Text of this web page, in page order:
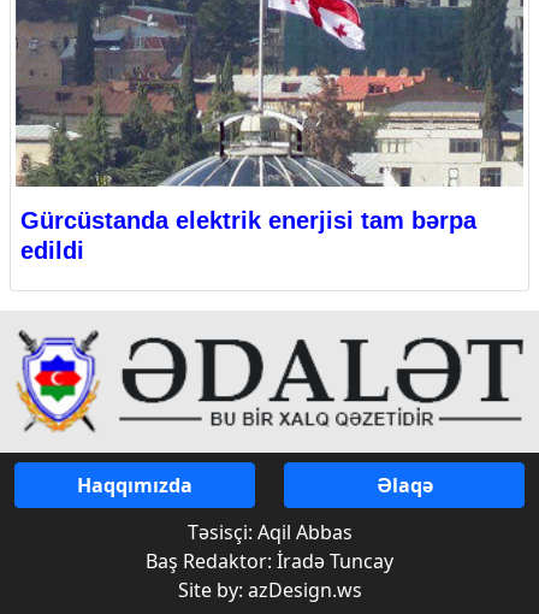
Gürcüstanda elektrik enerjisi tam bərpa
edildi
Haqqımızda
Əlaqə
Təsisçi: Aqil Abbas
Baş Redaktor: İradə Tuncay
Site by: azDesign.ws